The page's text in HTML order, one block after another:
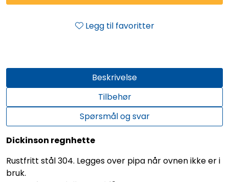
Legg til favoritter
Beskrivelse
Tilbehør
Spørsmål og svar
Dickinson regnhette
Rustfritt stål 304. Legges over pipa når ovnen ikke er i
bruk.